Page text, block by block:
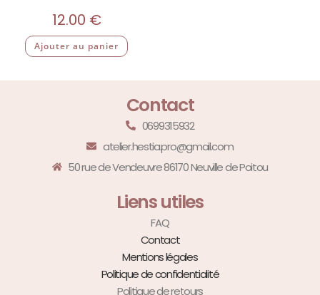
12.00 €
Ajouter au panier
Contact
0699315932
atelier.hestia.pro@gmail.com
50 rue de Vendeuvre 86170 Neuville de Poitou
Liens utiles
FAQ
Contact
Mentions légales
Politique de confidentialité
Politique de retours